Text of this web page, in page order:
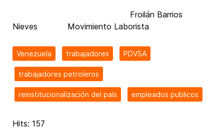
Froilán Barrios
Nieves Movimiento Laborista
Venezuela trabajadores PDVSA
trabajadores petroleros
reinstitucionalización del país empleados publicos
Hits: 157